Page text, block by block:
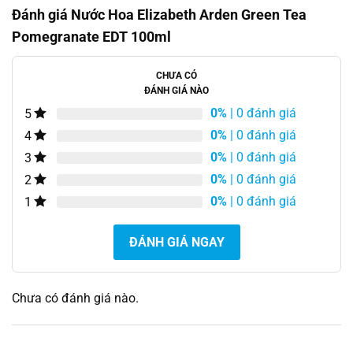
0
5
sao
1.768.000 ₫.
0
5
725.000 ₫.
Đánh giá Nước Hoa Elizabeth Arden Green Tea
Pomegranate EDT 100ml
CHƯA CÓ
ĐÁNH GIÁ NÀO
5 0% | 0 đánh giá
4
0% | 0 đánh giá
3
0% | 0 đánh giá
2
0% | 0 đánh giá
1
0% | 0 đánh giá
ĐÁNH GIÁ NGAY
Chưa có đánh giá nào.